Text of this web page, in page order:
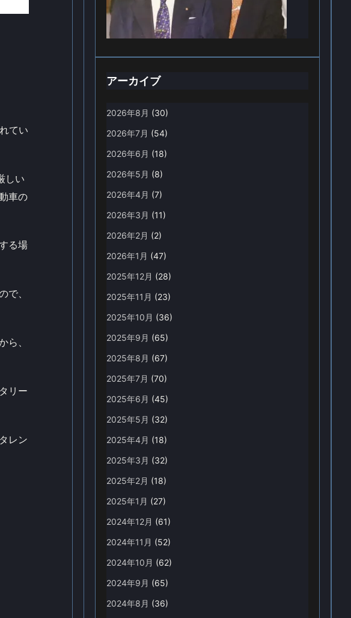
てい
しい
車の
る場
で、
ら、
リー
レン
アーカイブ
2026年8月 (30)
2026年7月 (54)
2026年6月 (18)
2026年5月 (8)
2026年4月 (7)
2026年3月 (11)
2026年2月 (2)
2026年1月 (47)
2025年12月 (28)
2025年11月 (23)
2025年10月 (36)
2025年9月 (65)
2025年8月 (67)
2025年7月 (70)
2025年6月 (45)
2025年5月 (32)
2025年4月 (18)
2025年3月 (32)
2025年2月 (18)
2025年1月 (27)
2024年12月 (61)
2024年11月 (52)
2024年10月 (62)
2024年9月 (65)
2024年8月 (36)